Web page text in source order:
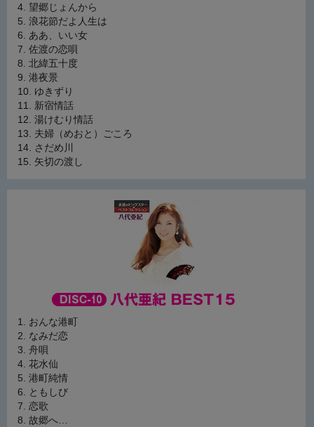
望郷じょんから
浪花節だよ人生は
ああ、いい女
佐渡の恋唄
北緯五十度
港夜景
ゆきずり
新宿情話
湯けむり情話
夫婦（めおと）ごころ
さだめ川
矢切の渡し
おんな港町
なみだ恋
舟唄
花水仙
港町純情
ともしび
恋歌
故郷へ…